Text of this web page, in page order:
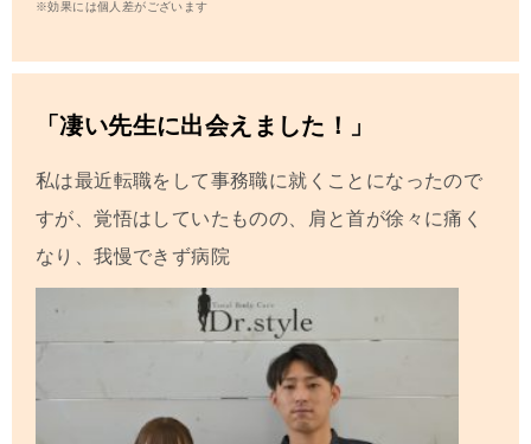
※効果には個人差がございます
「凄い先生に出会えました！ 」
私は最近転職をして事務職に就くことになったので
すが、覚悟はしていたものの、肩と首が徐々に痛く
なり、我慢できず病院